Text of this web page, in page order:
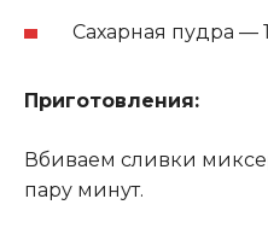
Сахарная пудра —
Приготовления:
Вбиваем сливки
пару минут.